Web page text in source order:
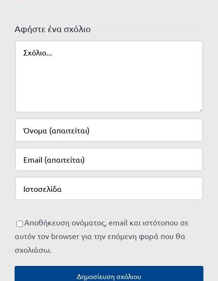
Αφήστε ένα σχόλιο
Αποθήκευση ονόματος, email και ιστότοπου σε
αυτόν τον browser για την επόμενη φορά που θα
σχολιάσω.